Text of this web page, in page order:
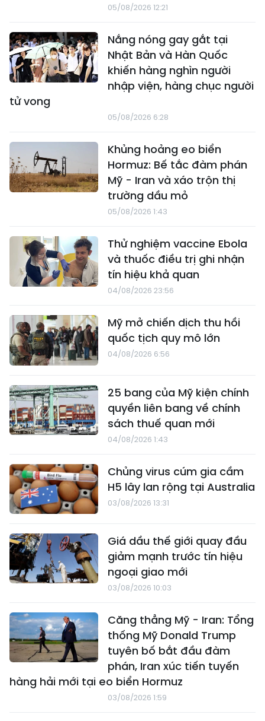
05/08/2026 12:21
Nắng nóng gay gắt tại
Nhật Bản và Hàn Quốc
khiến hàng nghìn người
nhập viện, hàng chục người
tử vong
05/08/2026 6:28
Khủng hoảng eo biển
Hormuz: Bế tắc đàm phán
Mỹ - Iran và xáo trộn thị
trường dầu mỏ
05/08/2026 1:43
Thử nghiệm vaccine Ebola
và thuốc điều trị ghi nhận
tín hiệu khả quan
04/08/2026 23:56
Mỹ mở chiến dịch thu hồi
quốc tịch quy mô lớn
04/08/2026 6:56
25 bang của Mỹ kiện chính
quyền liên bang về chính
sách thuế quan mới
04/08/2026 1:43
Chủng virus cúm gia cầm
H5 lây lan rộng tại Australia
03/08/2026 13:31
Giá dầu thế giới quay đầu
giảm mạnh trước tín hiệu
ngoại giao mới
03/08/2026 10:03
Căng thẳng Mỹ - Iran: Tổng
thống Mỹ Donald Trump
tuyên bố bắt đầu đàm
phán, Iran xúc tiến tuyến
hàng hải mới tại eo biển Hormuz
03/08/2026 1:59